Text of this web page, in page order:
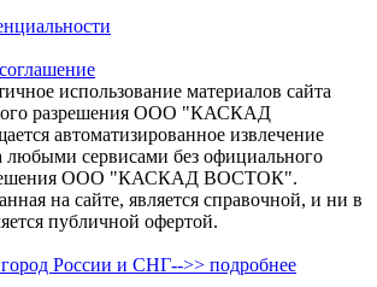
использование материалов сайта
разрешения ООО "КАСКАД
автоматизированное извлечение
любыми сервисами без официального
ООО "КАСКАД ВОСТОК".
на сайте, является справочной, и ни в
публичной офертой.
России и СНГ-->> подробнее